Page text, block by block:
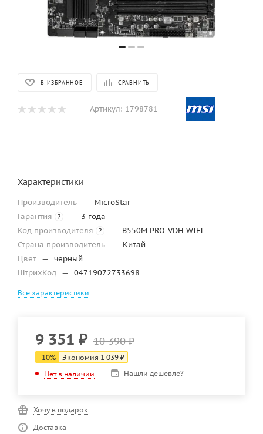
В ИЗБРАННОЕ СРАВНИТЬ
Артикул: 1798781
Характеристики
Производитель —
MicroStar
Гарантия
? —
3 года
Код производителя
? —
B550M PRO-VDH WIFI
Страна производитель —
Китай
Цвет —
черный
ШтрихКод — 04719072733698
Все характеристики
9 351 ₽ 10 390₽
-10% Экономия 1 039 ₽
Нет в наличии
Нашли дешевле?
Хочу в подарок
Доставка